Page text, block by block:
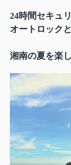
24時間セキュ
オートロック
湘南の夏を楽